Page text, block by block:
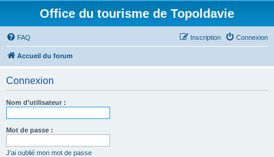
Office du tourisme de Topoldavie
FAQ Connexion
Inscription
Accueil du forum
Connexion
Nom d’utilisateur :
Mot de passe :
J’ai oublié mon mot de passe